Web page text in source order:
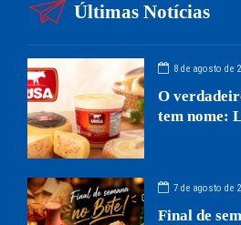
Últimas Notícias
8 de agosto de
O
tem nome:
7 de agosto de
Final de